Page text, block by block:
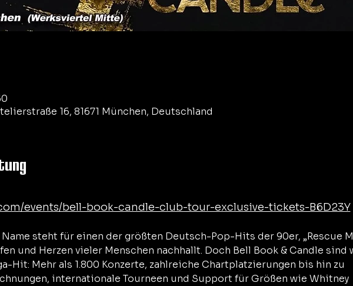
16, 81671 München, Deutschland
events/bell-book-candle-club-tour-exclusive-tickets-B6D23Y
steht für einen der größten Deutsch-Pop-Hits der 90er, „Rescue
und Herzen vieler Menschen nachhallt. Doch Bell Book & Candle sind
Hit: Mehr als 1.800 Konzerte, zahlreiche Chartplatzierungen bis hin zu
internationale Tourneen und Support für Größen wie Whitney